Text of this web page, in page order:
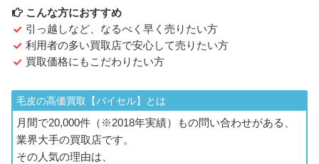
こんな方におすすめ
引っ越しなど、なるべく早く売りたい方
利用者の多い買取店で安心して売りたい方
買取価格にもこだわりたい方
毛皮の高価買取【バイセル】とは
月間で20,000件（※2018年実績）もの問い合わせがある、
業界大手の買取店です。
その人気の理由は、